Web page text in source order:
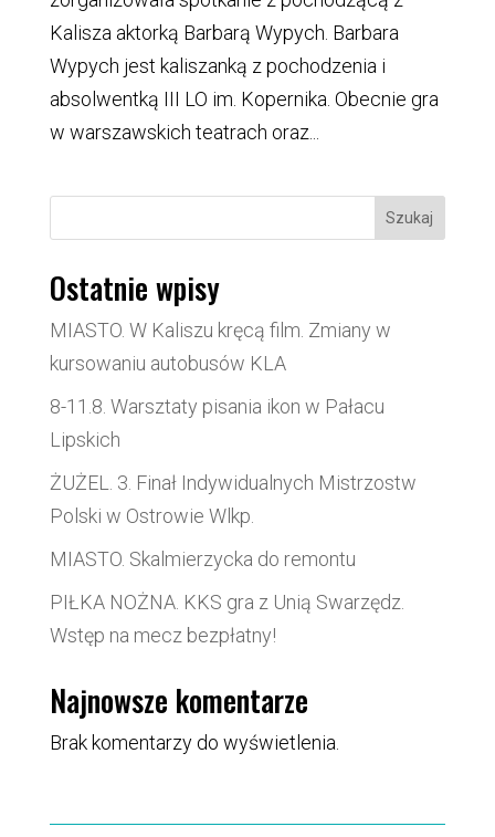
Kalisza aktorką Barbarą Wypych. Barbara
Wypych jest kaliszanką z pochodzenia i
absolwentką III LO im. Kopernika. Obecnie gra
w warszawskich teatrach oraz...
Szukaj
Ostatnie wpisy
MIASTO. W Kaliszu kręcą film. Zmiany w
kursowaniu autobusów KLA
8-11.8. Warsztaty pisania ikon w Pałacu
Lipskich
ŻUŻEL. 3. Finał Indywidualnych Mistrzostw
Polski w Ostrowie Wlkp.
MIASTO. Skalmierzycka do remontu
PIŁKA NOŻNA. KKS gra z Unią Swarzędz.
Wstęp na mecz bezpłatny!
Najnowsze komentarze
Brak komentarzy do wyświetlenia.